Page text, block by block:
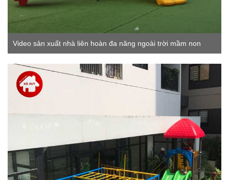
Video sản xuất nhà liên hoàn đa năng ngoài trời mầm non